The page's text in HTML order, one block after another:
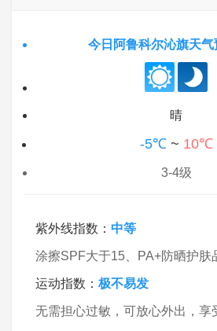
今日阿鲁科尔沁旗天气
晴
-5℃~ 10℃
3-4级
紫外线指数： 中等
涂擦SPF大于15、PA+防晒护肤
运动指数： 极不易发
无需担心过敏，可放心外出，享